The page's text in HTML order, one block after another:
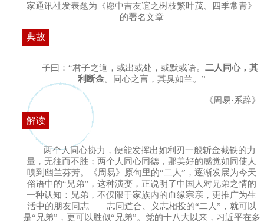
家通讯社发表题为《愿中吉友谊之树枝繁叶茂、四季常青》
的署名文章
典故
子曰：“君子之道，或出或处，或默或语。 二人同心，其
利断金。同心之言，其臭如兰。”
——《周易·系辞》
解读
两个人同心协力，便能发挥出如利刃一般斩金截铁的力
量，无往而不胜；两个人同心同德，那美好的感觉如同使人
嗅到幽兰芬芳。《周易》原句里的“二人”，逐渐发展为今天
俗语中的“兄弟”，这种演变，正说明了中国人对兄弟之情的
一种认知：兄弟，不仅限于家族内的血缘宗亲，更推广为生
活中的朋友同志——志同道合、义志相投的“二人”，就可以
是“兄弟”，更可以胜似“兄弟”。党的十八大以来，习近平在多